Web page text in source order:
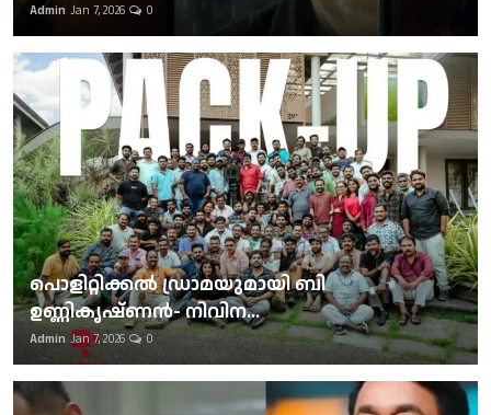
Admin Jan 7, 2026 0
പൊളിറ്റിക്കല്‍ ഡ്രാമയുമായി ബി
ഉണ്ണികൃഷ്ണന്‍- നിവിന...
Admin Jan 7, 2026 0